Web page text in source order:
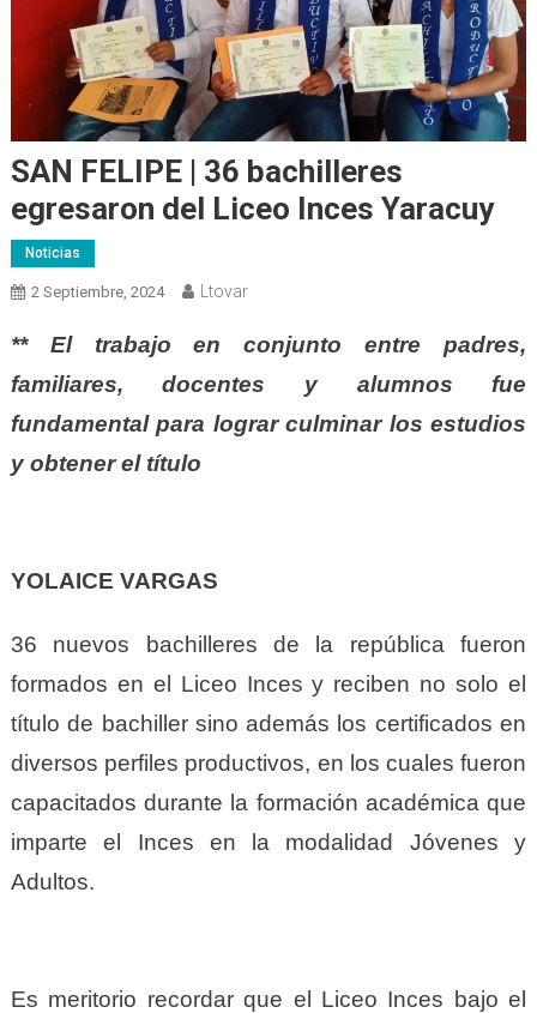
SAN FELIPE | 36 bachilleres
egresaron del Liceo Inces Yaracuy
Noticias
2 Septiembre, 2024 Ltovar
** El trabajo en conjunto entre padres,
familiares, docentes y alumnos fue
fundamental para lograr culminar los estudios
y obtener el título
YOLAICE VARGAS
36 nuevos bachilleres de la república fueron
formados en el Liceo Inces y reciben no solo el
título de bachiller sino además los certificados en
diversos perfiles productivos, en los cuales fueron
capacitados durante la formación académica que
imparte el Inces en la modalidad Jóvenes y
Adultos.
Es meritorio recordar que el Liceo Inces bajo el